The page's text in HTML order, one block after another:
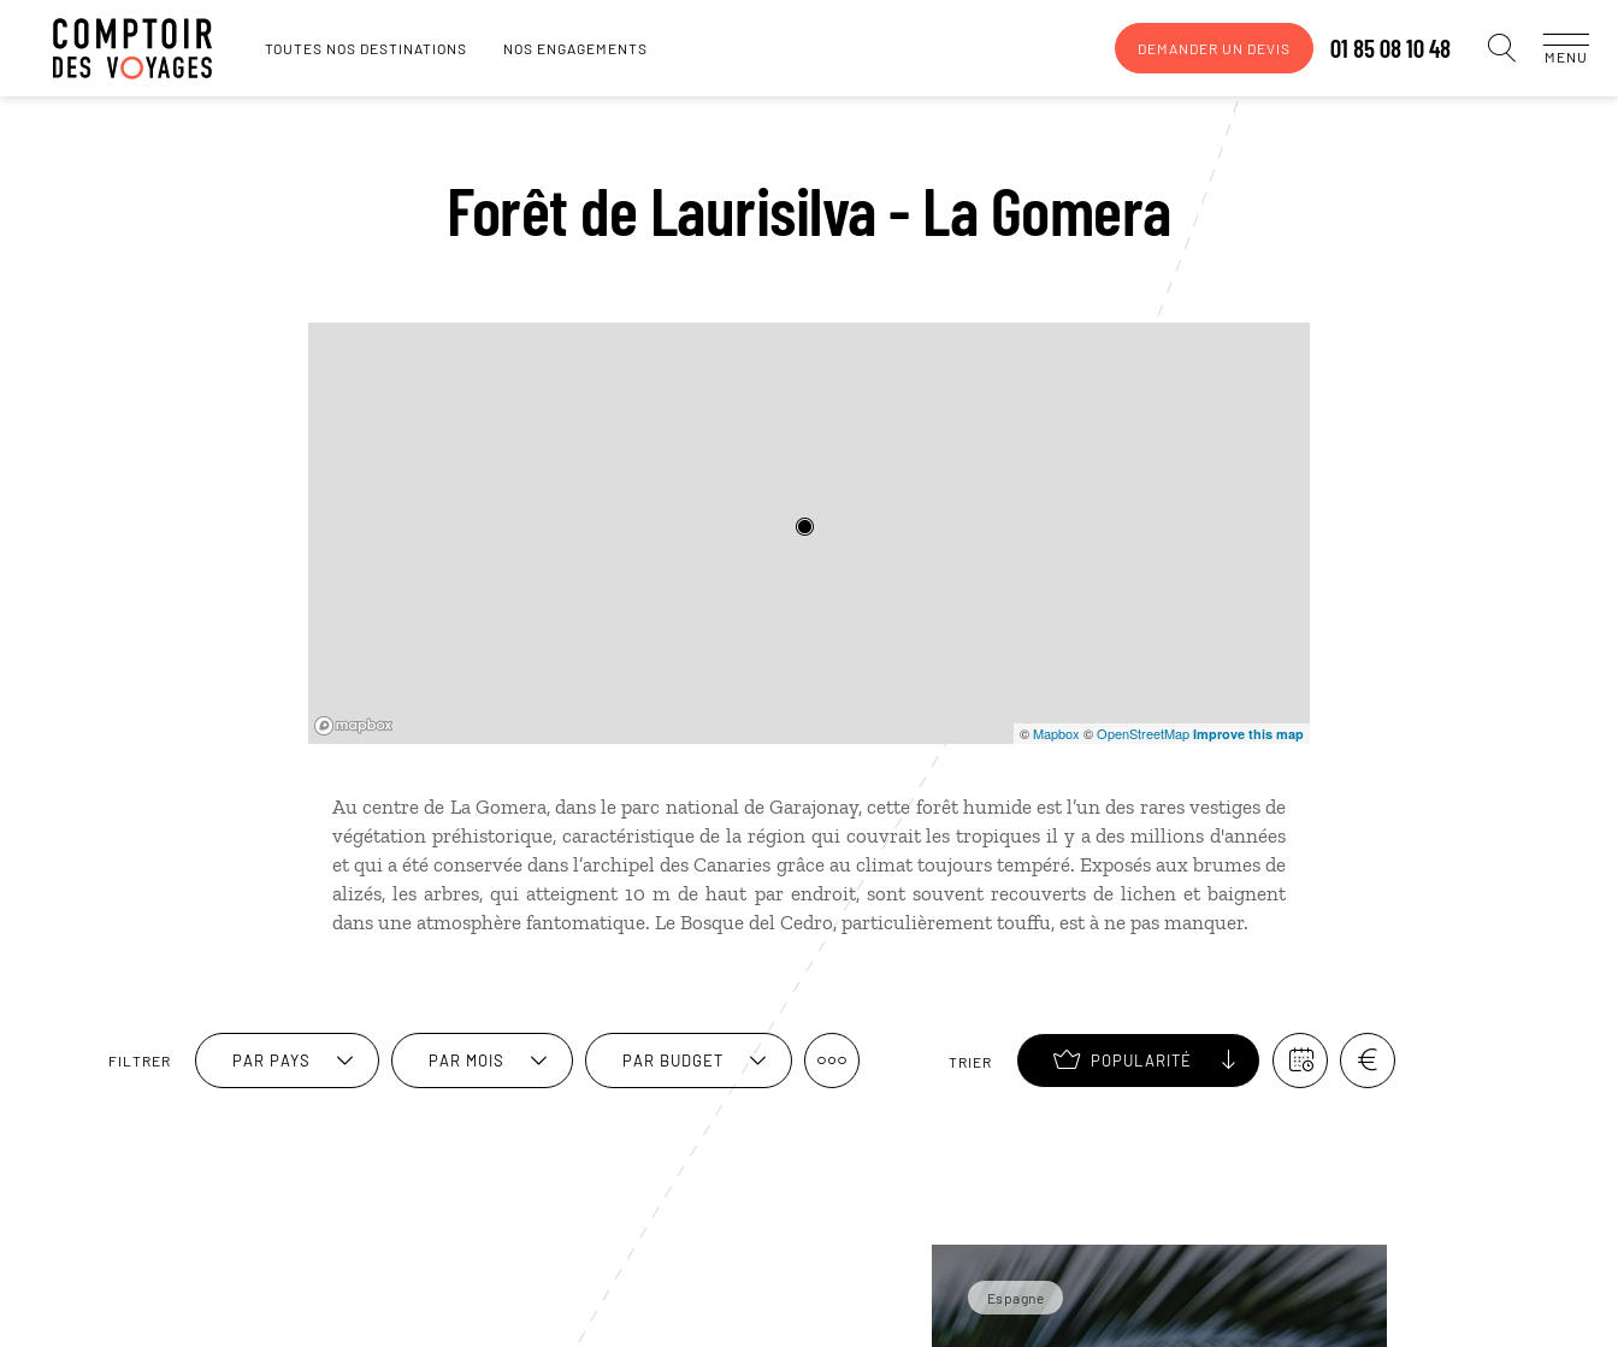
TOUTES NOS DESTINATIONS NOS ENGAGEMENTS DEMANDER UN DEVIS 01 85 08 10 48 MENU
Forêt de Laurisilva - La Gomera
©Mapbox ©OpenStreetMap Improve this map
Au centre de La Gomera, dans le parc national de Garajonay, cette forêt humide est l’un des rares vestiges de
végétation préhistorique, caractéristique de la région qui couvrait les tropiques il y a des millions d'années
et qui a été conservée dans l’archipel des Canaries grâce au climat toujours tempéré. Exposés aux brumes de
alizés, les arbres, qui atteignent 10 m de haut par endroit, sont souvent recouverts de lichen et baignent
dans une atmosphère fantomatique. Le Bosque del Cedro, particulièrement touffu, est à ne pas manquer.
FILTRER PAR PAYS PAR MOIS PAR BUDGET TRIER POPULARITÉ
Espagne